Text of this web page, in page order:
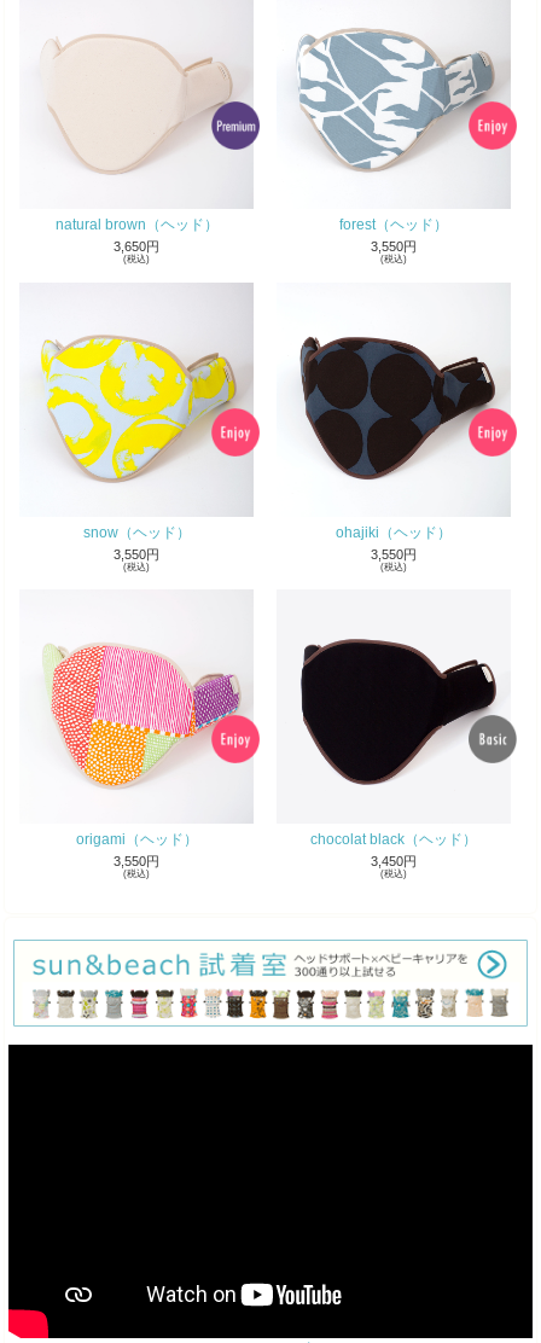
natural brown（ヘッド）
3,650円
(税込)
forest（ヘッド）
3,550円
(税込)
snow（ヘッド）
3,550円
(税込)
ohajiki（ヘッド）
3,550円
(税込)
origami（ヘッド）
3,550円
(税込)
chocolat black（ヘッド）
3,450円
(税込)